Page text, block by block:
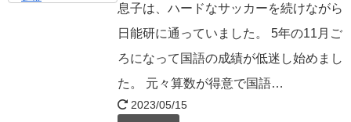
息子は、ハードなサッカーを続けながら
日能研に通っていました。 5年の11月ご
ろになって国語の成績が低迷し始めまし
た。 元々算数が得意で国語…
2023/05/15